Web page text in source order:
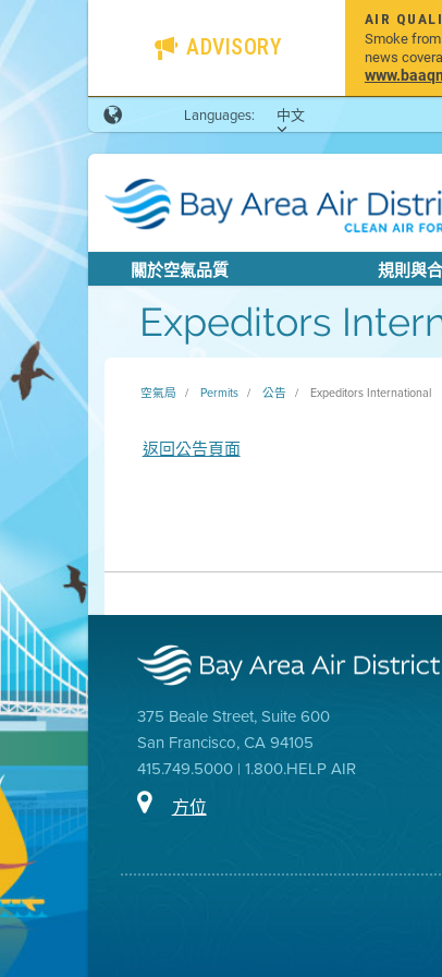
ADVISORY
AIR
Smoke
news
Languages:
中文
關於空氣品質 規則與
Expeditors
空氣局 Permits 公告 Expeditors International
返回公告頁面
375 Beale Street, Suite 600
San Francisco, CA 94105
415.749.5000 | 1.800.HELP AIR
方位